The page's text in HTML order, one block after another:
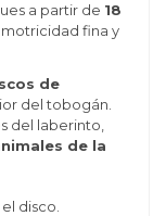
a partir de 18
fina y
de
del tobogán.
del laberinto,
de la
disco.